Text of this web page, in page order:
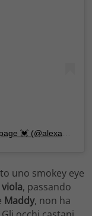
uno smokey eye
, passando
Maddy, non ha